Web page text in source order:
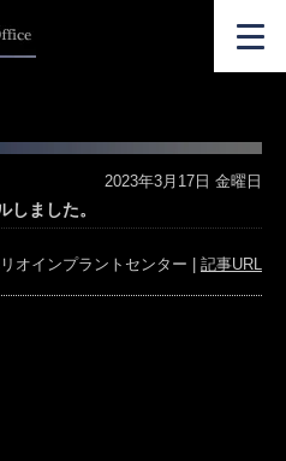
2023年3月17日 金曜日
しました。
オインプラントセンター 記事URL